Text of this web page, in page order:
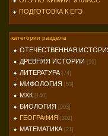
ПОДГОТОВКА К ЕГЭ
категории раздела
ОТЕЧЕСТВЕННАЯ
ДРЕВНЯЯ ИСТОРИИ [96]
ЛИТЕРАТУРА [74]
МИФОЛОГИЯ [53]
МХК [140]
БИОЛОГИЯ [903]
ГЕОГРАФИЯ [302]
МАТЕМАТИКА [21]